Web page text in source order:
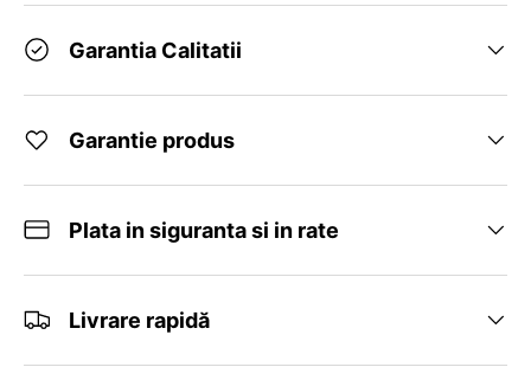
Garantia Calitatii
Garantie produs
Plata in siguranta si in rate
Livrare rapidă